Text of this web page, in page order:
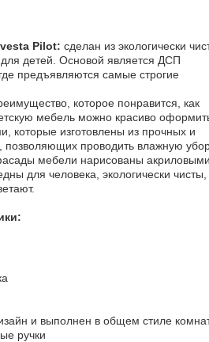
Pilot: сделан из экологически
детей. Основой является ДСП
предъявляются самые строгие
которое понравится, как
мебель можно красиво
которые изготовлены из прочных и
позволяющих проводить влажную
мебели нарисованы
для человека, экологически чисты,
и выполнен в общем стиле
ручки